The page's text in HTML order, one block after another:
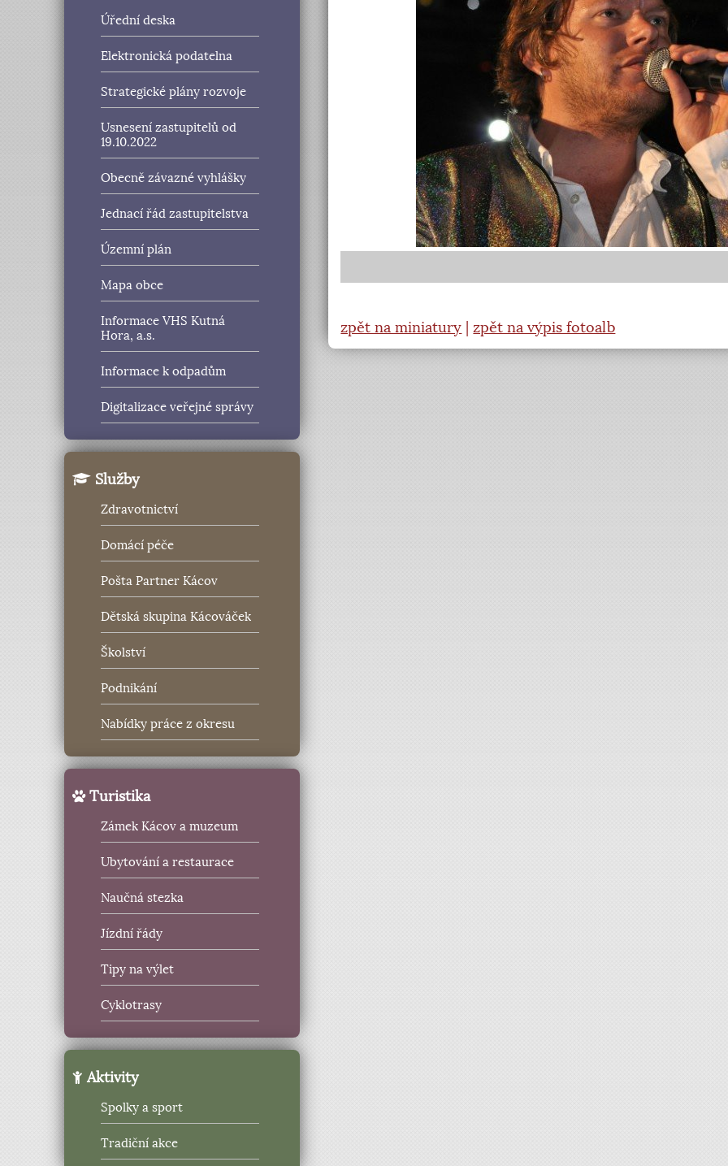
Úřední deska
Elektronická podatelna
Strategické plány rozvoje
Usnesení zastupitelů od
19.10.2022
Obecně závazné vyhlášky
Jednací řád zastupitelstva
Územní plán
Mapa obce
Informace VHS Kutná
Hora, a.s.
Informace k odpadům
Digitalizace veřejné správy
Služby
Zdravotnictví
Domácí péče
Pošta Partner Kácov
Dětská skupina Kácováček
Školství
Podnikání
Nabídky práce z okresu
Turistika
Zámek Kácov a muzeum
Ubytování a restaurace
Naučná stezka
Jízdní řády
Tipy na výlet
Cyklotrasy
Aktivity
Spolky a sport
Tradiční akce
zpět na miniatury |zpět na výpis fotoalb